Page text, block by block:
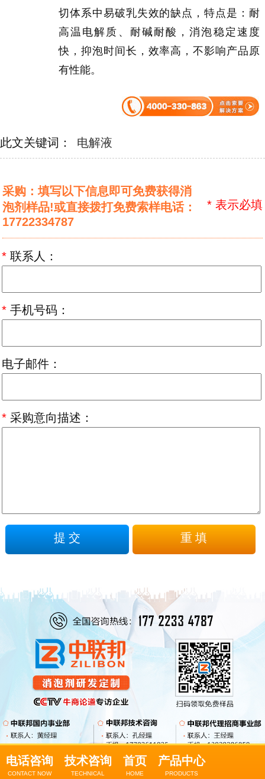
切体系中易破乳失效的缺点，特点是：耐
高温电解质、耐碱耐酸，消泡稳定速度
快，抑泡时间长，效率高，不影响产品原
有性能。
此文关键词： 电解液
* 表示必填
采购：填写以下信息即可免费获得消
泡剂样品!或直接拨打免费索样电话：
17722334787
* 联系人：
* 手机号码：
电子邮件：
* 采购意向描述：
电话咨询
CONTACT NOW
技术咨询
TECHNICAL
首页
HOME
产品中心
PRODUCTS